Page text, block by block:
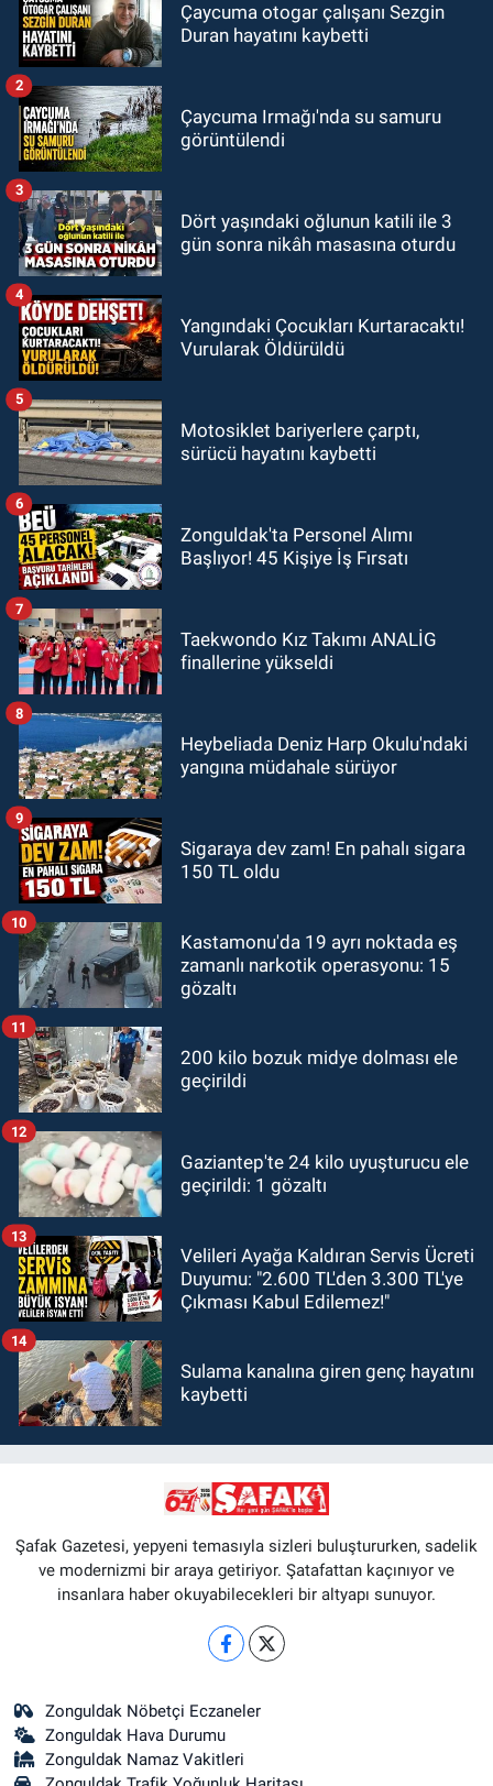
Çaycuma otogar çalışanı Sezgin
Duran hayatını kaybetti
Çaycuma Irmağı'nda su samuru
görüntülendi
2
Dört yaşındaki oğlunun katili ile 3
gün sonra nikâh masasına oturdu
3
Yangındaki Çocukları Kurtaracaktı!
Vurularak Öldürüldü
4
Motosiklet bariyerlere çarptı,
sürücü hayatını kaybetti
5
Zonguldak'ta Personel Alımı
Başlıyor! 45 Kişiye İş Fırsatı
6
Taekwondo Kız Takımı ANALİG
finallerine yükseldi
7
Heybeliada Deniz Harp Okulu'ndaki
yangına müdahale sürüyor
8
Sigaraya dev zam! En pahalı sigara
150 TL oldu
9
Kastamonu'da 19 ayrı noktada eş
zamanlı narkotik operasyonu: 15
gözaltı
10
200 kilo bozuk midye dolması ele
geçirildi
11
Gaziantep'te 24 kilo uyuşturucu ele
geçirildi: 1 gözaltı
12
Velileri Ayağa Kaldıran Servis Ücreti
Duyumu: "2.600 TL'den 3.300 TL'ye
Çıkması Kabul Edilemez!"
13
Sulama kanalına giren genç hayatını
kaybetti
14
Şafak Gazetesi, yepyeni temasıyla sizleri buluştururken, sadelik
ve modernizmi bir araya getiriyor. Şatafattan kaçınıyor ve
insanlara haber okuyabilecekleri bir altyapı sunuyor.
Zonguldak Nöbetçi Eczaneler
Zonguldak Hava Durumu
Zonguldak Namaz Vakitleri